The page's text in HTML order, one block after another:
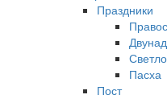
Праздники
Пасха
Пост